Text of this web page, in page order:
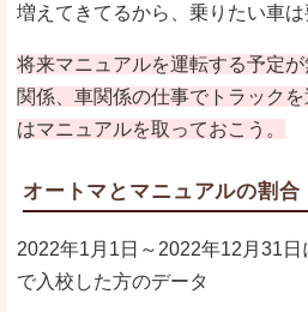
増えてきてるから、乗りたい車は
将来マニュアルを運転する予定
関係、車関係の仕事でトラック
はマニュアルを取っておこう。
オートマとマニュアルの割合
2022年1月1日～2022年12月31
で入校した方のデータ